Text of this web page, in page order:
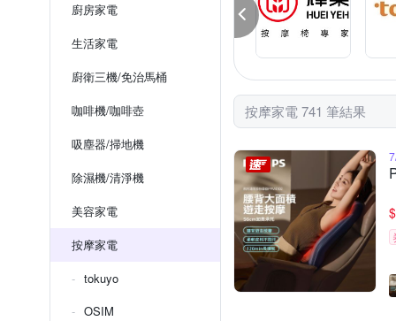
廚房家電
生活家電
廚衛三機/免治馬桶
咖啡機/咖啡壺
吸塵器/掃地機
除濕機/清淨機
美容家電
按摩家電
tokuyo
OSIM
按摩家電 741 筆結果
$